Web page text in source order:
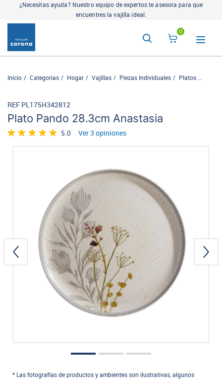
¿Necesitas ayuda? Nuestro equipo de expertos te asesora para que
encuentres la vajilla ideal.
0
Inicio Categorias Hogar Vajillas Piezas Individuales Platos
Plato Pando 28.3cm Anastasia
REF PL175H342812
5.0 Ver 3 opiniones
* Las fotografías de productos y ambientes son ilustrativas, algunos